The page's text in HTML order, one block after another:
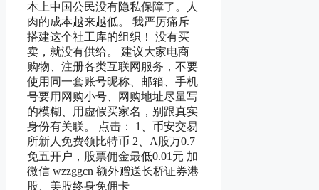
本上中国公民没有隐私保障了。人
肉的成本越来越低。 我严厉痛斥
搭建这个社工库的组织！ 没有买
卖，就没有供给。 建议大家电商
购物、注册各类互联网服务，不要
使用同一套账号昵称、邮箱、手机
号要用网购小号、网购地址尽量写
的模糊、用虚假买家名，别跟真实
身份有关联。 点击： 1、币安交易
所新人免费领比特币 2、A股万0.7
免五开户，股票佣金最低0.01元 加
微信 wzzggcn 额外赠送长桥证券港
股、美股终身免佣卡